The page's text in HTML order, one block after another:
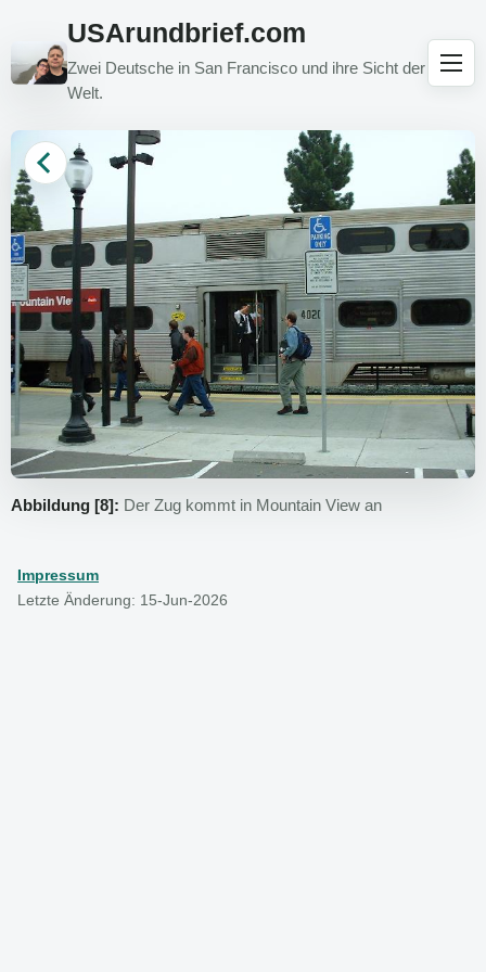
USArundbrief.com
Zwei Deutsche in San Francisco und ihre Sicht der
Welt.
Abbildung [8]: Der Zug kommt in Mountain View an
Impressum
Letzte Änderung: 15-Jun-2026